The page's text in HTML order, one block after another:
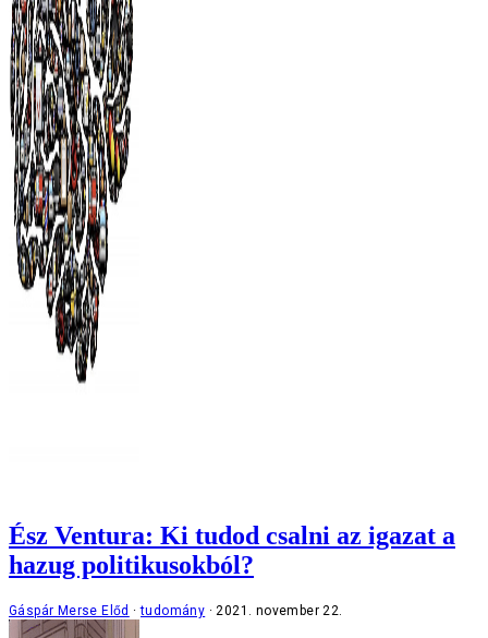
Ész Ventura: Ki tudod csalni az igazat a
hazug politikusokból?
Gáspár Merse Előd tudomány 2021. november 22.